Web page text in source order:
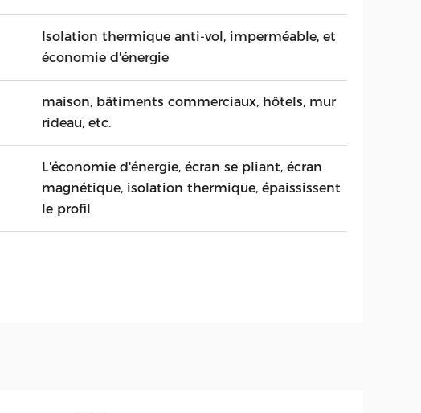
Isolation thermique anti-vol, imperméable, et
économie d'énergie
maison, bâtiments commerciaux, hôtels, mur
rideau, etc.
L'économie d'énergie, écran se pliant, écran
magnétique, isolation thermique, épaississent
le profil